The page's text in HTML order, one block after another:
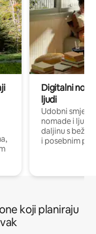
Digitalni
ljudi
Udobni
nomade i ljude
daljinu s
i posebnim
koji planiraju